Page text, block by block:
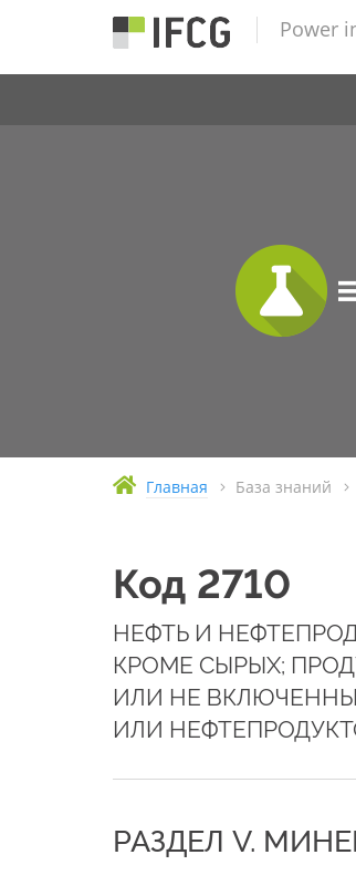
Power
Главная База знаний
Код 2710
НЕФТЬ И
КРОМЕ СЫРЫХ;
ИЛИ НЕ
ИЛИ
РАЗДЕЛ V.